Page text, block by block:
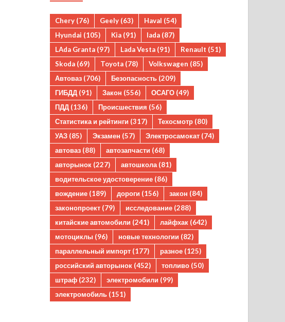
Chery (76) Geely (63) Haval (54)
Hyundai (105) Kia (91) lada (87)
LAda Granta (97) Lada Vesta (91) Renault (51)
Skoda (69) Toyota (78) Volkswagen (85)
Автоваз (706) Безопасность (209)
ГИБДД (91) Закон (556) ОСАГО (49)
ПДД (136) Происшествия (56)
Статистика и рейтинги (317) Техосмотр (80)
УАЗ (85) Экзамен (57) Электросамокат (74)
автоваз (88) автозапчасти (68)
авторынок (227) автошкола (81)
водительское удостоверение (86)
вождение (189) дороги (156) закон (84)
законопроект (79) исследование (288)
китайские автомобили (241) лайфхак (642)
мотоциклы (96) новые технологии (82)
параллельный импорт (177) разное (125)
российский авторынок (452) топливо (50)
штраф (232) электромобили (99)
электромобиль (151)